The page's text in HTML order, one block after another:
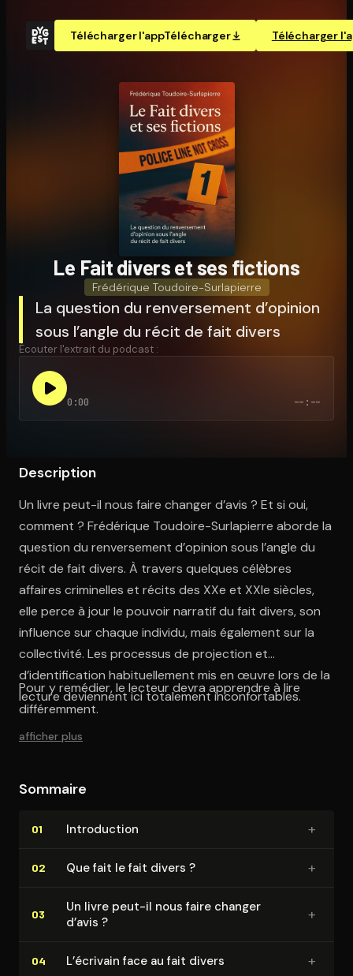
Télécharger l'appTélécharger Télécharger
Ouvre l'app Appareil photo, pointe sur le code. C'est gratuit à
Le Fait divers et ses fictions
Frédérique Toudoire-Surlapierre
La question du renversement d’opinion
sous l’angle du récit de fait divers
Écouter l'extrait du podcast :
0:00 --:--
Description
Un livre peut-il nous faire changer d’avis ? Et si oui,
comment ? Frédérique Toudoire-Surlapierre aborde la
question du renversement d’opinion sous l’angle du
récit de fait divers. À travers quelques célèbres
affaires criminelles et récits des XXe et XXIe siècles,
elle perce à jour le pouvoir narratif du fait divers, son
influence sur chaque individu, mais également sur la
collectivité. Les processus de projection et
d’identification habituellement mis en œuvre lors de la
lecture deviennent ici totalement inconfortables.
Pour y remédier, le lecteur devra apprendre à lire
différemment.
afficher plus
Sommaire
01 In­tro­duc­tion +
02 Que fait le fait divers ? +
03
Un livre peut-il nous faire changer
d’avis ?
+
04 L’écrivain face au fait divers +